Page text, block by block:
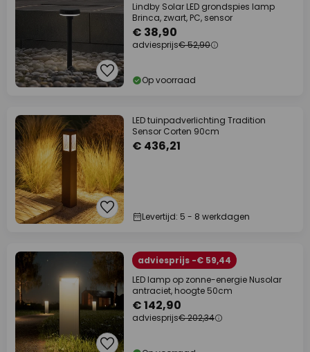
Lindby Solar LED grondspies lamp
Brinca, zwart, PC, sensor
€ 38,90
adviesprijs€ 52,90
Op voorraad
LED tuinpadverlichting Tradition
Sensor Corten 90cm
€ 436,21
Levertijd: 5 - 8 werkdagen
adviesprijs -€ 59,44
LED lamp op zonne-energie Nusolar
antraciet, hoogte 50cm
€ 142,90
adviesprijs€ 202,34